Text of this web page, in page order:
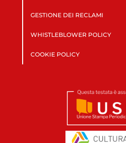
GESTIONE DEI RECLAMI
WHISTLEBLOWER POLICY
COOKIE POLICY